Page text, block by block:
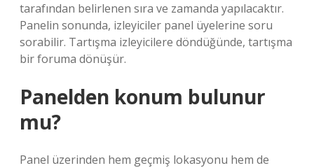
tarafından belirlenen sıra ve zamanda yapılacaktır.
Panelin sonunda, izleyiciler panel üyelerine soru
sorabilir. Tartışma izleyicilere döndüğünde, tartışma
bir foruma dönüşür.
Panelden konum bulunur
mu?
Panel üzerinden hem geçmiş lokasyonu hem de